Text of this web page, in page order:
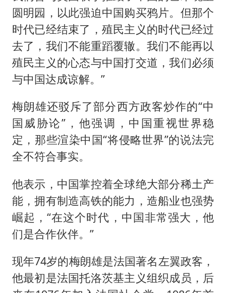
圆明园，以此强迫中国购买鸦片。但那个
时代已经结束了，殖民主义的时代已经过
去了，我们不能重蹈覆辙。我们不能再以
殖民主义的心态与中国打交道，我们必须
与中国达成谅解。”
梅朗雄还驳斥了部分西方政客炒作的“中
国威胁论”，他强调，中国重视世界稳
定，那些渲染中国“将侵略世界”的说法完
全不符合事实。
他表示，中国掌控着全球绝大部分稀土产
能，拥有制造高铁的能力，造船业也强势
崛起，“在这个时代，中国非常强大，他
们是合作伙伴。”
现年74岁的梅朗雄是法国著名左翼政客，
他最初是法国托洛茨基主义组织成员，后